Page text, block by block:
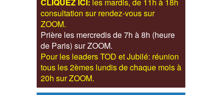
consultation sur rendez-vous sur
ZOOM.
Prière les mercredis de 7h à 8h (heure
de Paris) sur ZOOM.
Pour les leaders TOD et Jubilé: réunion
tous les 2èmes lundis de chaque mois à
20h sur ZOOM.